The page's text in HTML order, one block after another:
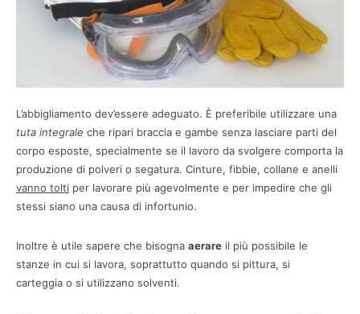
L’abbigliamento dev’essere adeguato. È preferibile utilizzare una
tuta integrale che ripari braccia e gambe senza lasciare parti del
corpo esposte, specialmente se il lavoro da svolgere comporta la
produzione di polveri o segatura. Cinture, fibbie, collane e anelli
vanno tolti per lavorare più agevolmente e per impedire che gli
stessi siano una causa di infortunio.
Inoltre è utile sapere che bisogna aerare il più possibile le
stanze in cui si lavora, soprattutto quando si pittura, si
carteggia o si utilizzano solventi.